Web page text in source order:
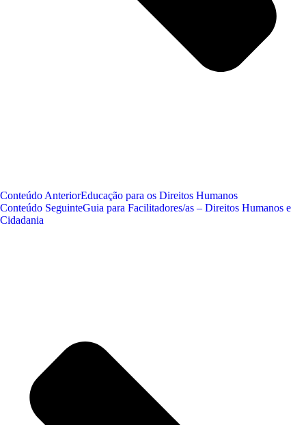
Conteúdo AnteriorEducação para os Direitos Humanos
Conteúdo SeguinteGuia para Facilitadores/as – Direitos Humanos e
Cidadania